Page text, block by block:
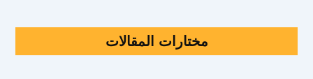
مختارات المقالات